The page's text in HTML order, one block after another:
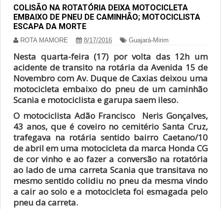
COLISÃO NA ROTATÓRIA DEIXA MOTOCICLETA
EMBAIXO DE PNEU DE CAMINHÃO; MOTOCICLISTA
ESCAPA DA MORTE
ROTA MAMORE 8/17/2016 Guajará-Mirim
Nesta quarta-feira (17) por volta das 12h um
acidente de transito na rotária da Avenida 15 de
Novembro com Av. Duque de Caxias deixou uma
motocicleta embaixo do pneu de um caminhão
Scania e motociclista e garupa saem ileso.
O motociclista Adão Francisco Neris Gonçalves,
43 anos, que é coveiro no cemitério Santa Cruz,
trafegava na rotária sentido bairro Caetano/10
de abril em uma motocicleta da marca Honda CG
de cor vinho e ao fazer a conversão na rotatória
ao lado de uma carreta Scania que transitava no
mesmo sentido colidiu no pneu da mesma vindo
a cair ao solo e a motocicleta foi esmagada pelo
pneu da carreta.